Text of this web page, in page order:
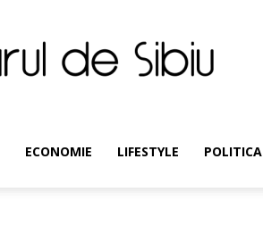
ECONOMIE LIFESTYLE POLITICA